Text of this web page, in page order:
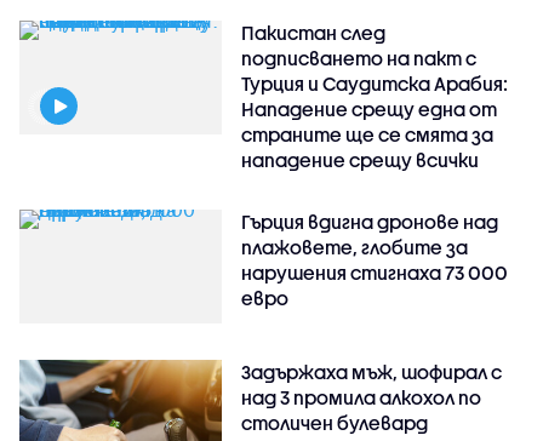
Пакистан след
подписването на пакт с
Турция и Саудитска Арабия:
Нападение срещу една от
страните ще се смята за
нападение срещу всички
Гърция вдигна дронове над
плажовете, глобите за
нарушения стигнаха 73 000
евро
Задържаха мъж, шофирал с
над 3 промила алкохол по
столичен булевард